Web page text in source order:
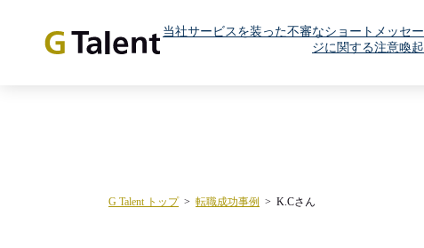
当社サービスを装った不審なショートメッセー
ジに関する注意喚起
G Talent トップ 転職成功事例 K.Cさん